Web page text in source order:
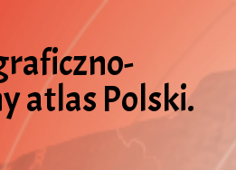
atlas Polski.